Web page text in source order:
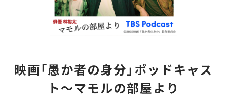
映画「愚か者の身分」ポッドキャス
ト～マモルの部屋より